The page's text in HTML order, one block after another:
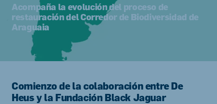
Acompaña la evolución del proceso de
restauración del Corredor de Biodiversidad de
Araguaia
Comienzo de la colaboración entre De
Heus y la Fundación Black Jaguar